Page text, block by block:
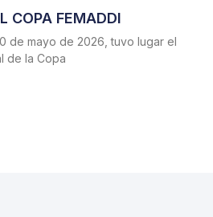
COPA FEMADDI
de mayo de 2026, tuvo lugar el
de la Copa